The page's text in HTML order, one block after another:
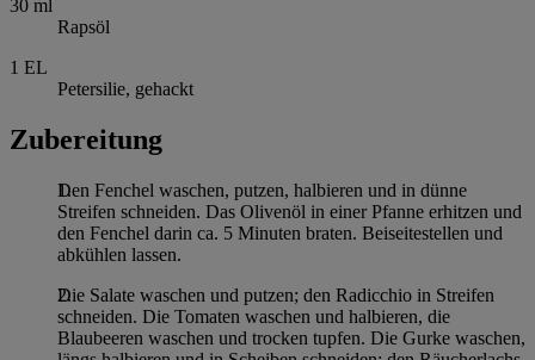
30 ml
Rapsöl
1 EL
Petersilie, gehackt
Zubereitung
Den Fenchel waschen, putzen, halbieren und in dünne
Streifen schneiden. Das Olivenöl in einer Pfanne erhitzen und
den Fenchel darin ca. 5 Minuten braten. Beiseitestellen und
abkühlen lassen.
Die Salate waschen und putzen; den Radicchio in Streifen
schneiden. Die Tomaten waschen und halbieren, die
Blaubeeren waschen und trocken tupfen. Die Gurke waschen,